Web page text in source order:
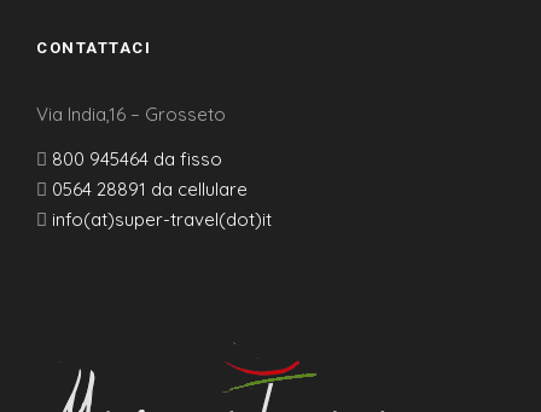
italiano (Marrakech: Palazzo Bahia, Medersa Ben
archeologico; Casablanca: Moschea Hassan II)
Guida/accompagnatore a partire da minimo 6
persone
La quota non comprende
Mance per guide, autisti e personale in hotel e in
ristorante: si suggerisce € 35,00 per persona. Tale
importo potrebbe essere richiesto a inizio tour
CONTATTACI
Via India,16 – Grosseto
800 945464 da fisso
0564 28891 da cellulare
info(at)super-travel(dot)it